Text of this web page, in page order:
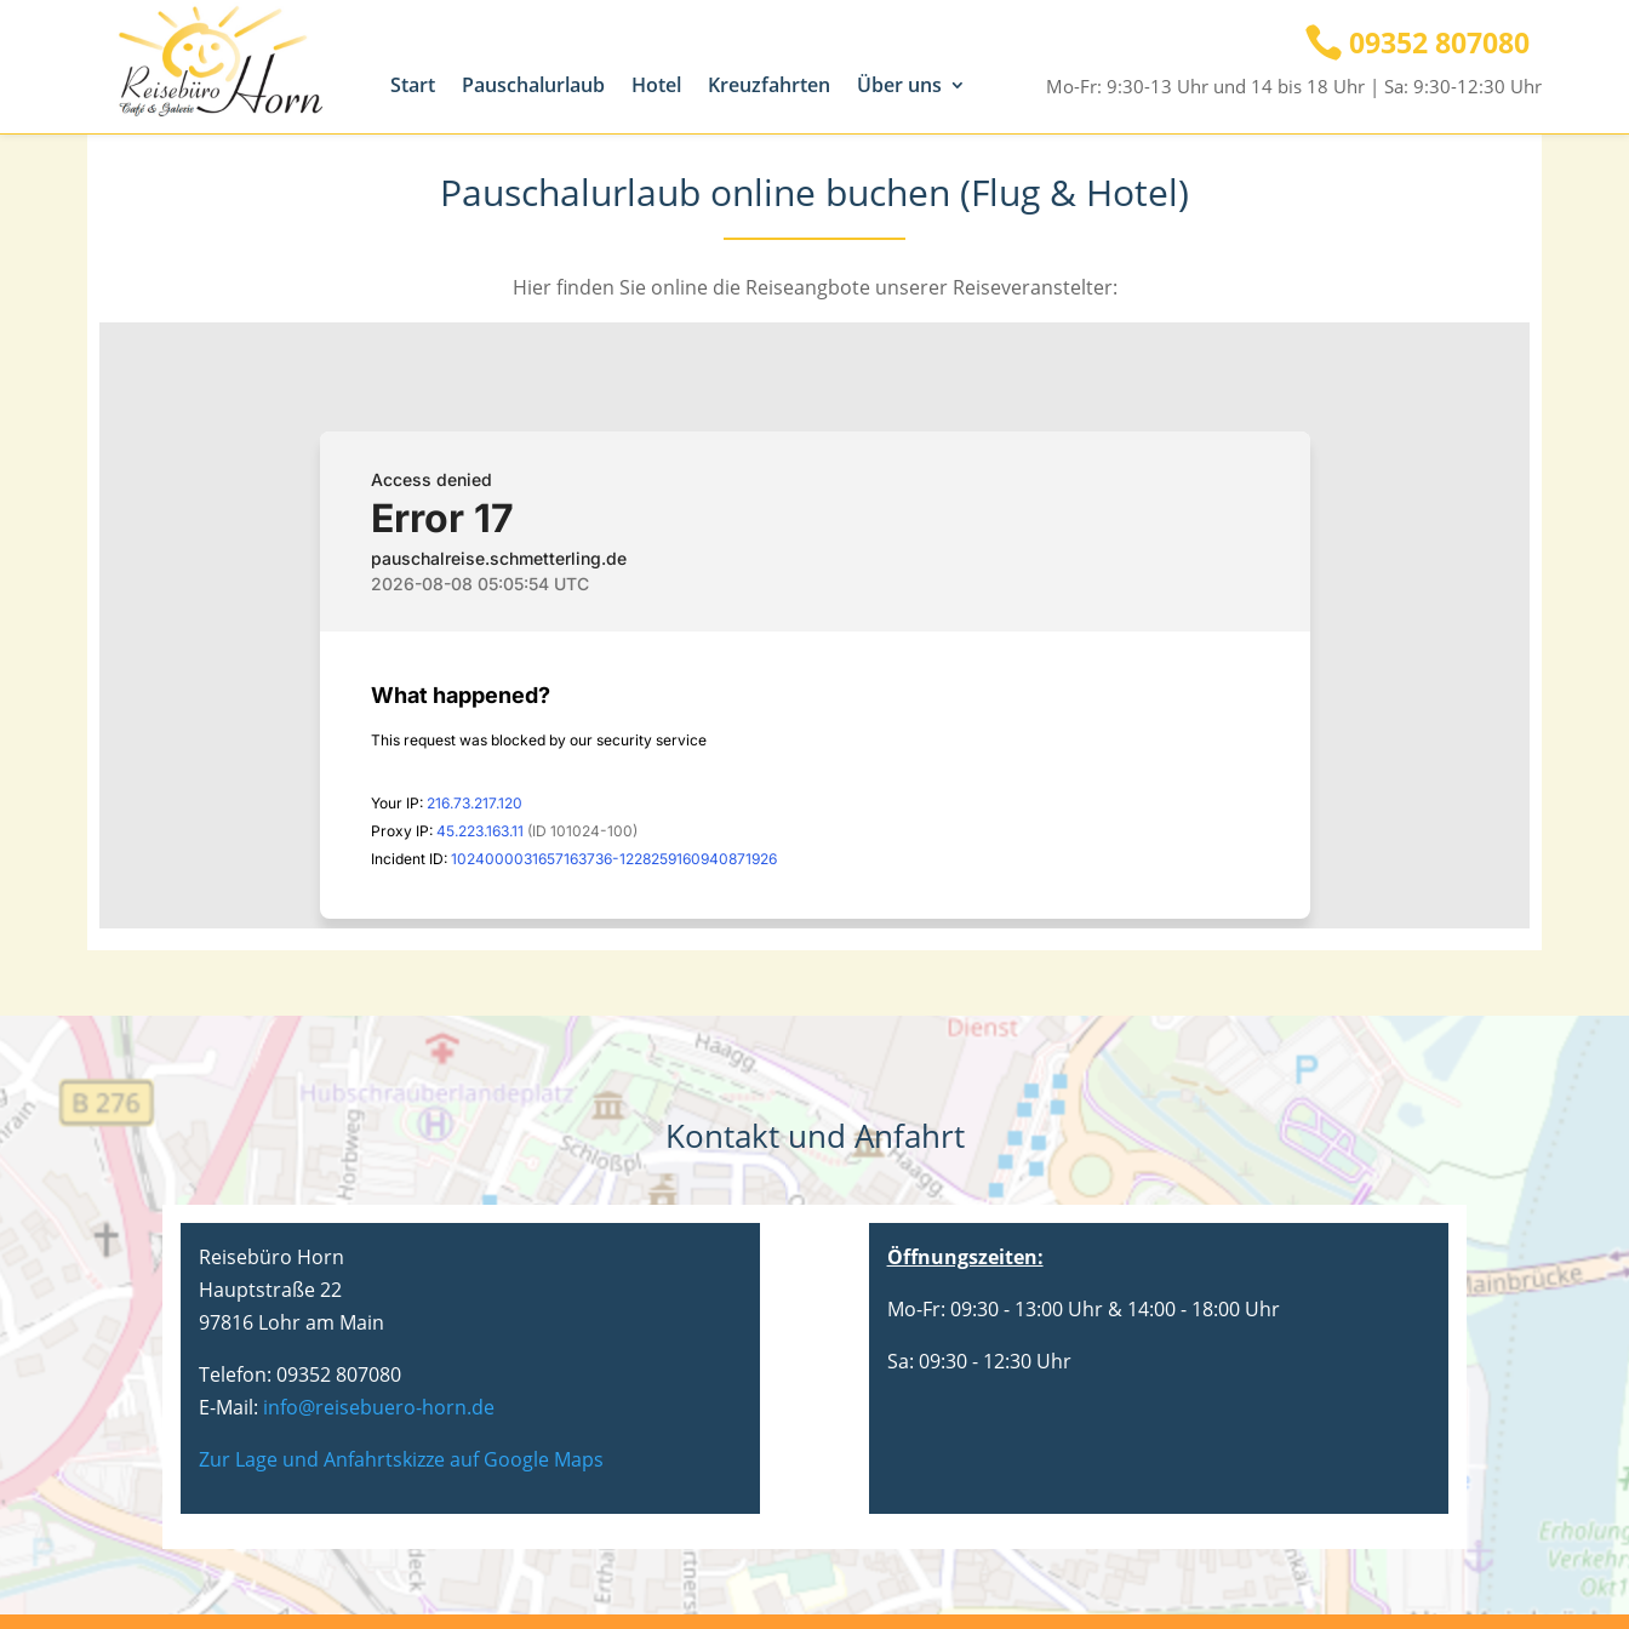
Start Pauschalurlaub Hotel Kreuzfahrten Über uns
09352 807080
Mo-Fr: 9:30-13 Uhr und 14 bis 18 Uhr | Sa: 9:30-12:30 Uhr
Pauschalurlaub online buchen (Flug & Hotel)
Hier finden Sie online die Reiseangbote unserer Reiseveranstelter:
Kontakt und Anfahrt
Reisebüro Horn
Hauptstraße 22
97816 Lohr am Main
Telefon: 09352 807080
E-Mail: info@reisebuero-horn.de
Zur Lage und Anfahrtskizze auf Google Maps
Öffnungszeiten:
Mo-Fr: 09:30 - 13:00 Uhr & 14:00 - 18:00 Uhr
Sa: 09:30 - 12:30 Uhr